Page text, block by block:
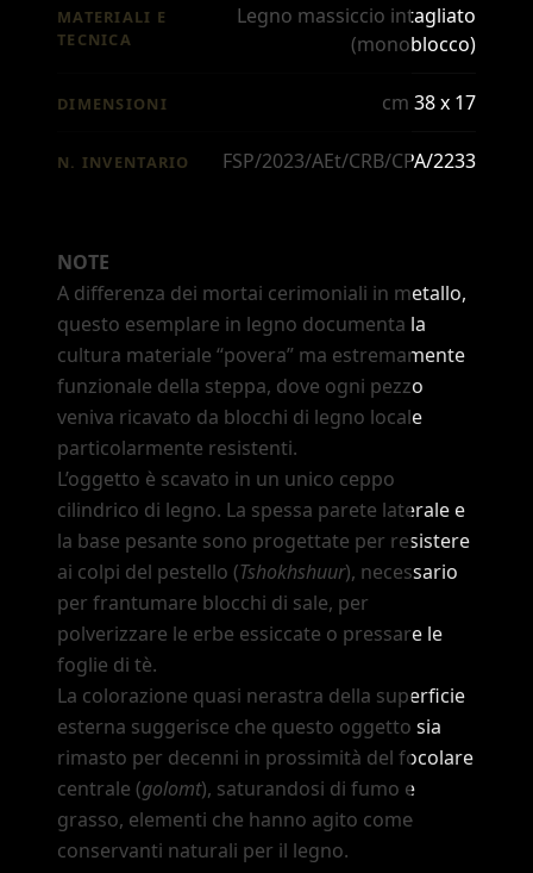
MATERIALI E
TECNICA
Legno massiccio intagliato
(monoblocco)
DIMENSIONI cm 38 x 17
N. INVENTARIO FSP/2023/AEt/CRB/CPA/2233
NOTE
A differenza dei mortai cerimoniali in metallo,
questo esemplare in legno documenta la
cultura materiale “povera” ma estremamente
funzionale della steppa, dove ogni pezzo
veniva ricavato da blocchi di legno locale
particolarmente resistenti.
L’oggetto è scavato in un unico ceppo
cilindrico di legno. La spessa parete laterale e
la base pesante sono progettate per resistere
ai colpi del pestello (Tshokhshuur), necessario
per frantumare blocchi di sale, per
polverizzare le erbe essiccate o pressare le
foglie di tè.
La colorazione quasi nerastra della superficie
esterna suggerisce che questo oggetto sia
rimasto per decenni in prossimità del focolare
centrale (golomt), saturandosi di fumo e
grasso, elementi che hanno agito come
conservanti naturali per il legno.